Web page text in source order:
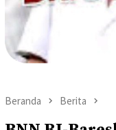
Beranda Berita